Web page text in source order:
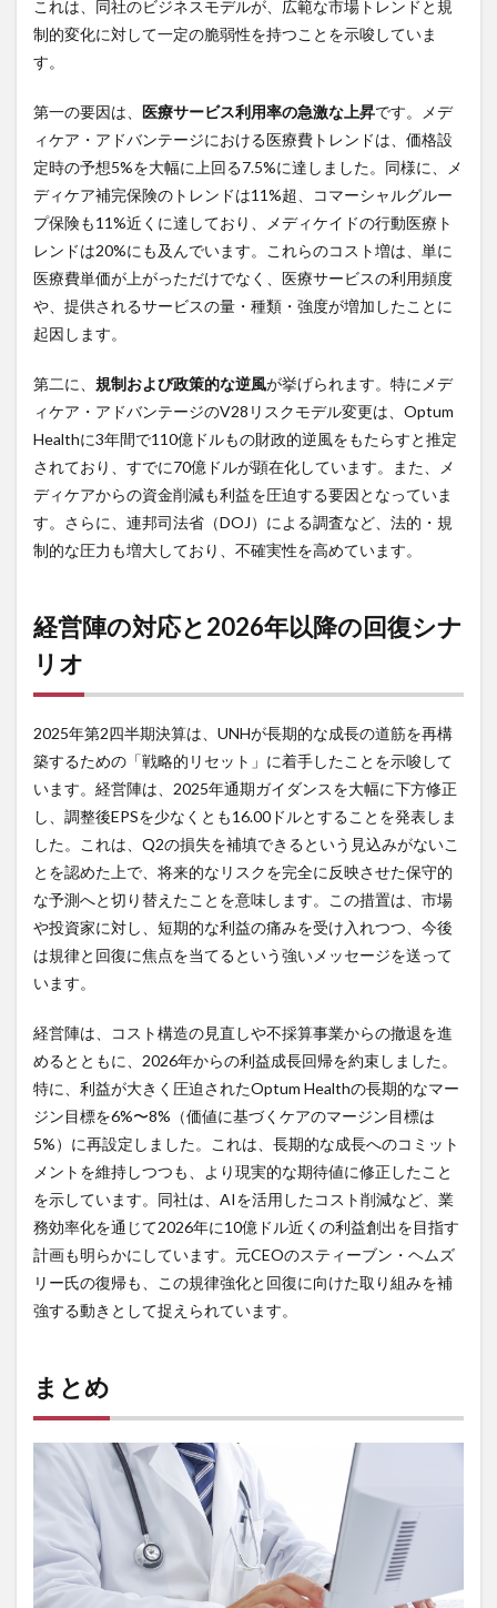
これは、同社のビジネスモデルが、広範な市場トレンドと規
制的変化に対して一定の脆弱性を持つことを示唆していま
す。
第一の要因は、 医療サービス利用率の急激な上昇です。メデ
ィケア・アドバンテージにおける医療費トレンドは、価格設
定時の予想5%を大幅に上回る7.5%に達しました。同様に、メ
ディケア補完保険のトレンドは11%超、コマーシャルグルー
プ保険も11%近くに達しており、メディケイドの行動医療ト
レンドは20%にも及んでいます。これらのコスト増は、単に
医療費単価が上がっただけでなく、医療サービスの利用頻度
や、提供されるサービスの量・種類・強度が増加したことに
起因します。
第二に、 規制および政策的な逆風が挙げられます。特にメデ
ィケア・アドバンテージのV28リスクモデル変更は、Optum
Healthに3年間で110億ドルもの財政的逆風をもたらすと推定
されており、すでに70億ドルが顕在化しています。また、メ
ディケアからの資金削減も利益を圧迫する要因となっていま
す。さらに、連邦司法省（DOJ）による調査など、法的・規
制的な圧力も増大しており、不確実性を高めています。
経営陣の対応と2026年以降の回復シナ
リオ
2025年第2四半期決算は、UNHが長期的な成長の道筋を再構
築するための「戦略的リセット」に着手したことを示唆して
います。経営陣は、2025年通期ガイダンスを大幅に下方修正
し、調整後EPSを少なくとも16.00ドルとすることを発表しま
した。これは、Q2の損失を補填できるという見込みがないこ
とを認めた上で、将来的なリスクを完全に反映させた保守的
な予測へと切り替えたことを意味します。この措置は、市場
や投資家に対し、短期的な利益の痛みを受け入れつつ、今後
は規律と回復に焦点を当てるという強いメッセージを送って
います。
経営陣は、コスト構造の見直しや不採算事業からの撤退を進
めるとともに、2026年からの利益成長回帰を約束しました。
特に、利益が大きく圧迫されたOptum Healthの長期的なマー
ジン目標を6%〜8%（価値に基づくケアのマージン目標は
5%）に再設定しました。これは、長期的な成長へのコミット
メントを維持しつつも、より現実的な期待値に修正したこと
を示しています。同社は、AIを活用したコスト削減など、業
務効率化を通じて2026年に10億ドル近くの利益創出を目指す
計画も明らかにしています。元CEOのスティーブン・ヘムズ
リー氏の復帰も、この規律強化と回復に向けた取り組みを補
強する動きとして捉えられています。
まとめ